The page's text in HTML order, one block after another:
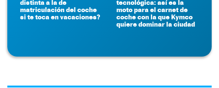
distinta a la de
matriculación del coche
si te toca en vacaciones?
tecnológica: así es la
moto para el carnet de
coche con la que Kymco
quiere dominar la ciudad